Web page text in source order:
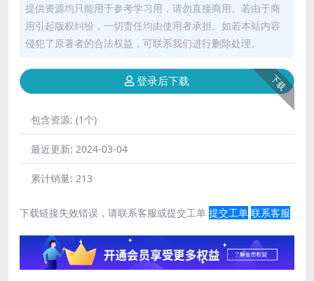
提供资源均只能用于参考学习用，请勿直接商用。若由于商
用引起版权纠纷，一切责任均由使用者承担。如若本站内容
侵犯了原著者的合法权益，可联系我们进行删除处理。
下载
登录后下载
包含资源: (1个)
最近更新: 2024-03-04
累计销量: 213
下载链接失效错误，请联系客服或提交工单 提交工单 联系客服